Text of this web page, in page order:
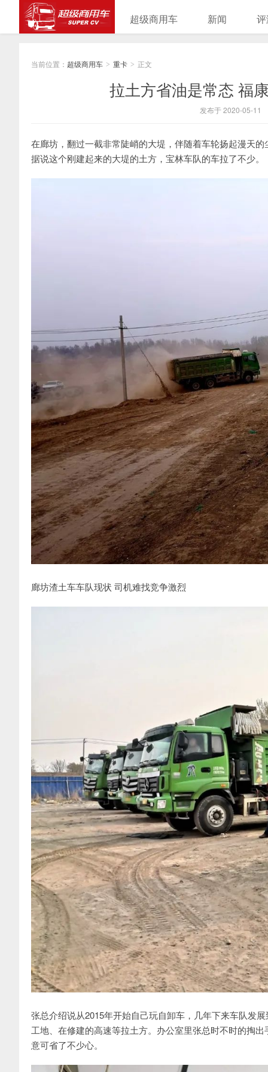
超级商用车 新闻
当前位置： 超级商用车 > 重卡 > 正文
拉土方省油是常态 福
发布于 2020-05-11
在廊坊，翻过一截非常陡峭的大堤，伴随着车轮扬起漫天
据说这个刚建起来的大堤的土方，宝林车队的车拉了不少。
廊坊渣土车车队现状 司机难找竞争激烈
张总介绍说从2015年开始自己玩自卸车，几年下来车队发
工地、在修建的高速等拉土方。办公室里张总时不时的掏
意可省了不少心。